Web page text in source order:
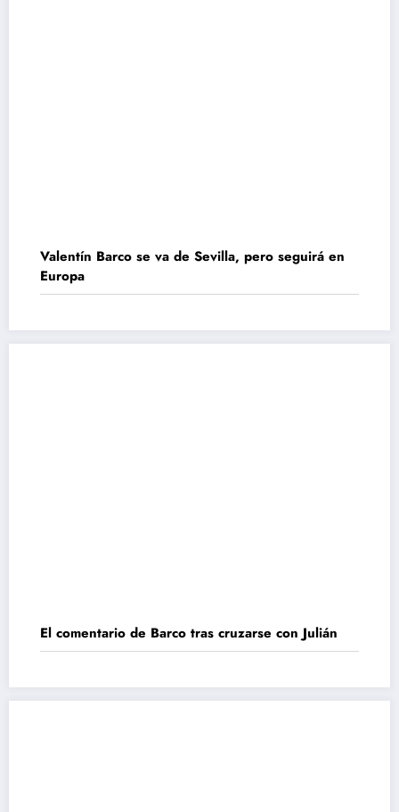
Valentín Barco se va de Sevilla, pero seguirá en
Europa
El comentario de Barco tras cruzarse con Julián